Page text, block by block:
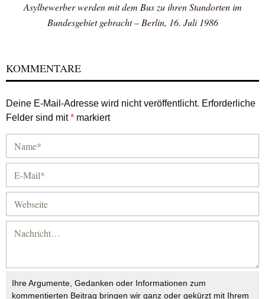
Asylbewerber werden mit dem Bus zu ihren Standorten im
Bundesgebiet gebracht – Berlin, 16. Juli 1986
KOMMENTARE
Deine E-Mail-Adresse wird nicht veröffentlicht. Erforderliche
Felder sind mit* markiert
Ihre Argumente, Gedanken oder Informationen zum
kommentierten Beitrag bringen wir ganz oder gekürzt mit Ihrem